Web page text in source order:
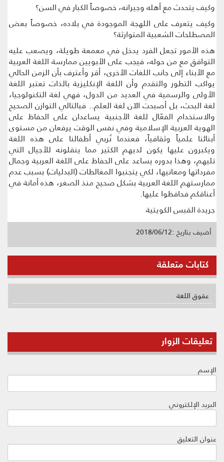
وكيف يتحدث مع أهله وجيرانه، خصوصاً الكبار في السن؟
وكيف يتعرف على اللهجة الموجودة في بلاده، خصوصاً بعض
المصطلحات الشعبية المتوارثة؟
هذه الأمور تجعل الفرد يدخل في معمعة طويلة، ويصعب عليه
التوافق مع من حوله، فيجب على الأبويين ممارسة اللغة العربية
مع الأبناء إلى جانب اللغات الأخرى، أقر وأعترف بأن الزمن الحالي
يواكب التطور والتقدم وأن اللغة الإنكليزية بالذات تعتبر اللغة
الأولى والرسمية في العديد من الدول، فهي لغة التكنولوجيا،
لغة البحث، بل أصبحت الآن لغة العلم.. فبالتالي التوازن الصحيح
والاستخدام الفعّال للغة الأجنبية يساعدان على الحفاظ على
الهوية العربية الإسلامية وفي نفس الوقت يرفعان من مستوى
أبنائنا علمياً وثقافياً، فعندما نُربي أطفالنا على هذه اللغة
ويكبرون عليها يكون لديهم الكثير مما ينقلونه للأجيال التي
تليهم، وهذا بدوره يساعد على الحفاظ على اللغة العربية وجمال
مفرداتها ومعانيها، لكي يتجنبوا المغالطات (البدليات) بسبب عدم
ممارستهم اللغة العربية بشكل صحيح منذ الصغر، هذه أمانة في
أعناقكم فحافظوا عليها.
جريدة القبس الكويتية
أضيف بتاريخ :2018/06/12
كتابات متعلقة
عقوق اللغة
تعليقات الزوار
الإسم
البريد الإلكتروني
عنوان التعليق